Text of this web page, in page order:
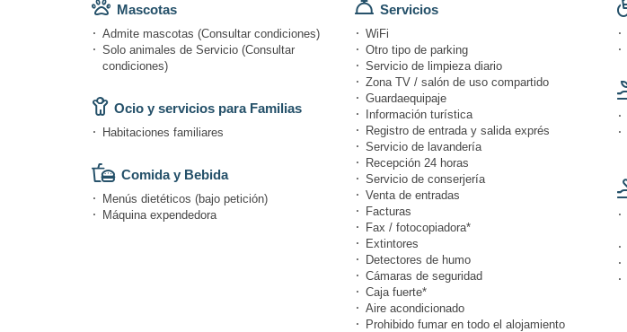
Mascotas
Admite mascotas (Consultar condiciones)
Solo animales de Servicio (Consultar
condiciones)
Ocio y servicios para Familias
Habitaciones familiares
Comida y Bebida
Menús dietéticos (bajo petición)
Máquina expendedora
Servicios
WiFi
Otro tipo de parking
Servicio de limpieza diario
Zona TV / salón de uso compartido
Guardaequipaje
Información turística
Registro de entrada y salida exprés
Servicio de lavandería
Recepción 24 horas
Servicio de conserjería
Venta de entradas
Facturas
Fax / fotocopiadora*
Extintores
Detectores de humo
Cámaras de seguridad
Caja fuerte*
Aire acondicionado
Prohibido fumar en todo el alojamiento